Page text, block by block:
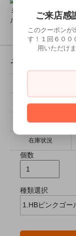
ミアコスチューム
ルグッズ販売中！
その他の詳細
型番
定価
在庫状況
個数
種類選択
ご来店感
このクーポン
す！１回６００
用いただけ